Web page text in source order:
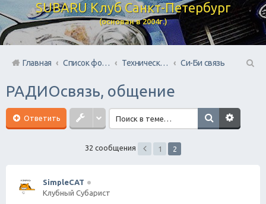
SUBARU Клуб Санкт-Петербург
(основан в 2004г.)
Главная Список форумов Технический раздел
Си-Би связь
РАДИОсвязь, общение
Ответить
32 сообщения 1 2
SimpleCAT
Клубный Субарист